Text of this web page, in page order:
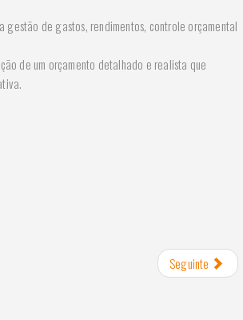
gestão de gastos, rendimentos, controle orçamental
de um orçamento detalhado e realista que
Seguinte